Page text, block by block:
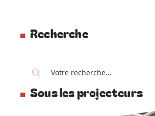
Recherche
Sous les projecteurs